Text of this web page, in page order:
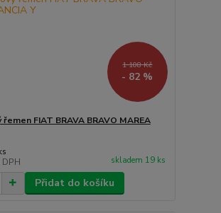
1 108 Kč
- 82 %
FIAT BRAVA BRAVO MAREA
skladem 19 ks
Přidat do košíku